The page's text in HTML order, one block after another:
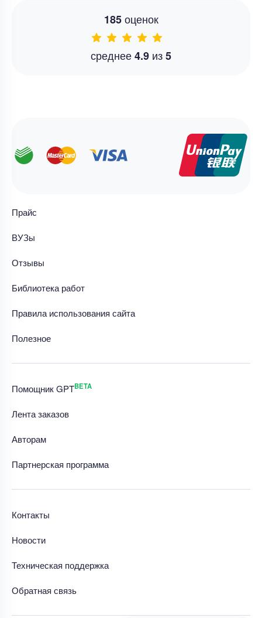
185оценок
среднее4.9 из5
Прайс
ВУЗы
Отзывы
Библиотека работ
Правила использования сайта
Полезное
Помощник GPTBETA
Лента заказов
Авторам
Партнерская программа
Контакты
Новости
Техническая поддержка
Обратная связь